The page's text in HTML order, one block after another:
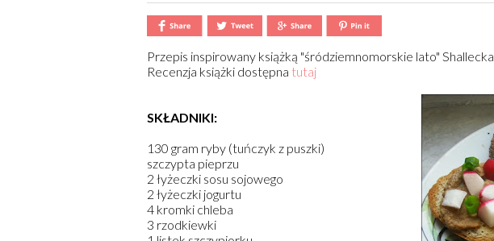
Przepis inspirowany książką "śródziemnomorskie lato" Shallecka
Recenzja książki dostępna tutaj
SKŁADNIKI:
130 gram ryby (tuńczyk z puszki)
szczypta pieprzu
2 łyżeczki sosu sojowego
2 łyżeczki jogurtu
4 kromki chleba
3 rzodkiewki